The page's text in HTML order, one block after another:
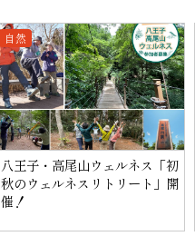
自然
八王子・高尾山ウェルネス「初
秋のウェルネスリトリート」開
催！